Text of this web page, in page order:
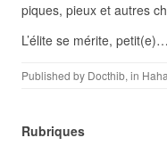
piques, pieux et autres
L’élite se mérite, petit(e)…
Published by Docthib, in
Rubriques